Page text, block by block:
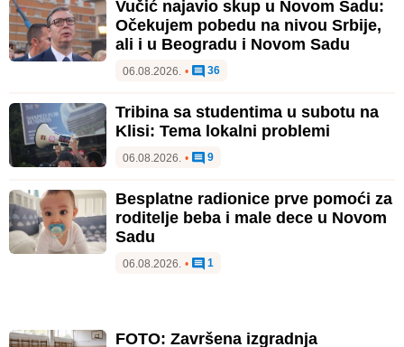
Vučić najavio skup u Novom Sadu:
Očekujem pobedu na nivou Srbije,
ali i u Beogradu i Novom Sadu
06.08.2026. • 36
Tribina sa studentima u subotu na
Klisi: Tema lokalni problemi
06.08.2026. • 9
Besplatne radionice prve pomoći za
roditelje beba i male dece u Novom
Sadu
06.08.2026. • 1
FOTO: Završena izgradnja